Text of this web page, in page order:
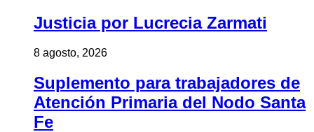
Justicia por Lucrecia Zarmati
8 agosto, 2026
Suplemento para trabajadores de
Atención Primaria del Nodo Santa
Fe